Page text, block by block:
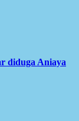
diduga Aniaya